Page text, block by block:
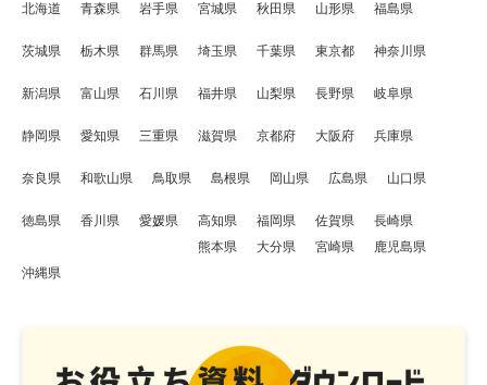
北海道 青森県 岩手県 宮城県 秋田県 山形県 福島県
茨城県 栃木県 群馬県 埼玉県 千葉県 東京都 神奈川県
新潟県 富山県 石川県 福井県 山梨県 長野県 岐阜県
静岡県 愛知県 三重県 滋賀県 京都府 大阪府 兵庫県
奈良県 和歌山県 鳥取県 島根県 岡山県 広島県 山口県
徳島県 香川県 愛媛県 高知県 福岡県 佐賀県
長崎県
熊本県
大分県 宮崎県
鹿児島県
沖縄県